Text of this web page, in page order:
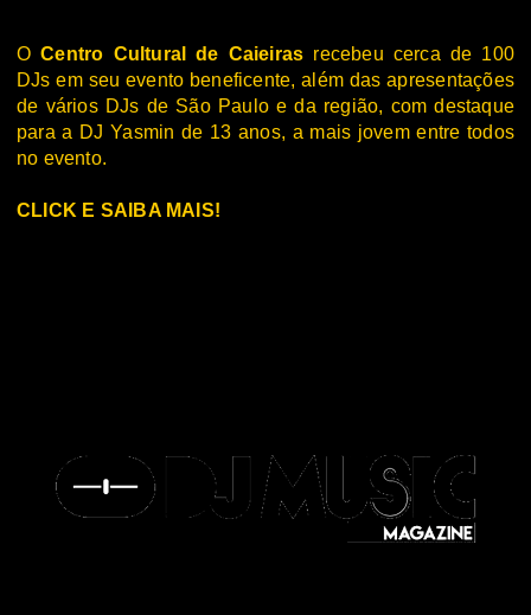
OCentro Cultural de Caieiras recebeu cerca de 100
DJs em seu evento beneficente, além das apresentações
de vários DJs de São Paulo e da região, com destaque
para a DJ Yasmin de 13 anos, a mais jovem entre todos
no evento.
CLICK E SAIBA MAIS!